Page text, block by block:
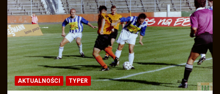
AKTUALNOŚCI TYPER